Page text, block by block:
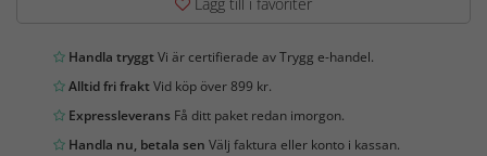
Handla tryggtVi är certifierade av Trygg e-handel.
Alltid fri fraktVid köp över 899 kr.
Expressleverans Få ditt paket redan imorgon.
Handla nu, betala sen Välj faktura eller konto i kassan.